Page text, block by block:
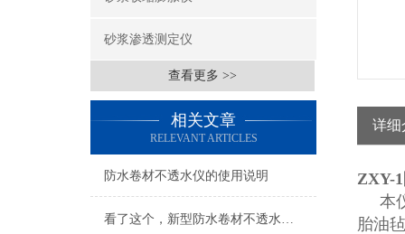
砂浆渗透测定仪
查看更多 >>
相关文章
RELEVANT ARTICLES
防水卷材不透水仪的使用说明
看了这个，新型防水卷材不透水仪的使用不在话下
详细
ZXY-
本仪
胎油